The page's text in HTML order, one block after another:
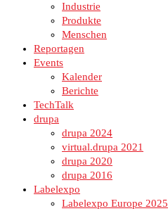
Industrie
Produkte
Menschen
Reportagen
Events
Kalender
Berichte
TechTalk
drupa
drupa 2024
virtual.drupa 2021
drupa 2020
drupa 2016
Labelexpo
Labelexpo Europe 2025